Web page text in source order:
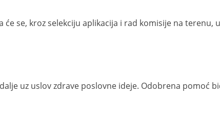
se, kroz selekciju aplikacija i rad komisije na terenu,
uz uslov zdrave poslovne ideje. Odobrena pomoć